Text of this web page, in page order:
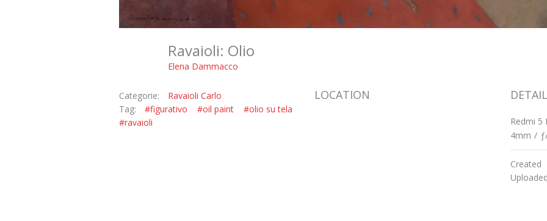
Ravaioli: Olio
Elena Dammacco
Categorie:
Ravaioli Carlo
Tag:
#figurativo #oil paint
#olio su tela
#ravaioli
LOCATION
Redmi 5
4mm /
Created